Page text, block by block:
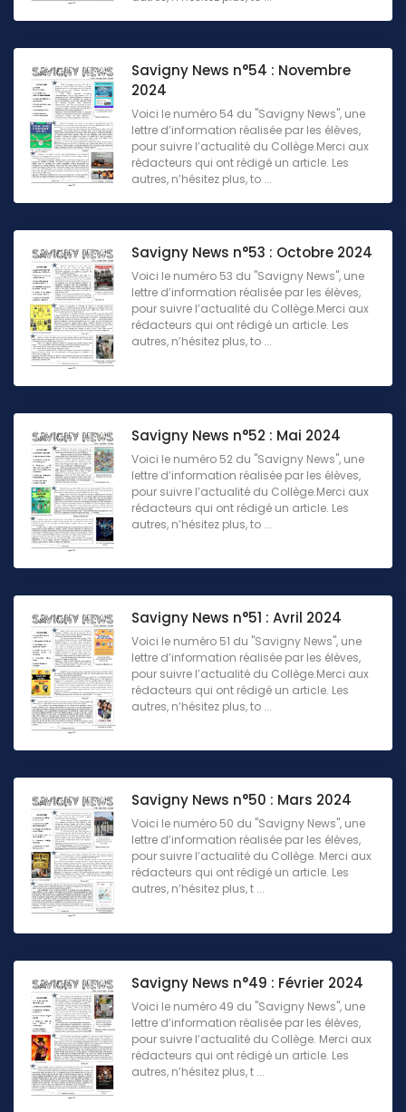
Savigny News n°54 : Novembre
2024
Voici le numéro 54 du "Savigny News", une
lettre d’information réalisée par les élèves,
pour suivre l’actualité du Collège.Merci aux
rédacteurs qui ont rédigé un article. Les
autres, n’hésitez plus, to ...
Savigny News n°53 : Octobre 2024
Voici le numéro 53 du "Savigny News", une
lettre d’information réalisée par les élèves,
pour suivre l’actualité du Collège.Merci aux
rédacteurs qui ont rédigé un article. Les
autres, n’hésitez plus, to ...
Savigny News n°52 : Mai 2024
Voici le numéro 52 du "Savigny News", une
lettre d’information réalisée par les élèves,
pour suivre l’actualité du Collège.Merci aux
rédacteurs qui ont rédigé un article. Les
autres, n’hésitez plus, to ...
Savigny News n°51 : Avril 2024
Voici le numéro 51 du "Savigny News", une
lettre d’information réalisée par les élèves,
pour suivre l’actualité du Collège.Merci aux
rédacteurs qui ont rédigé un article. Les
autres, n’hésitez plus, to ...
Savigny News n°50 : Mars 2024
Voici le numéro 50 du "Savigny News", une
lettre d’information réalisée par les élèves,
pour suivre l’actualité du Collège. Merci aux
rédacteurs qui ont rédigé un article. Les
autres, n’hésitez plus, t ...
Savigny News n°49 : Février 2024
Voici le numéro 49 du "Savigny News", une
lettre d’information réalisée par les élèves,
pour suivre l’actualité du Collège. Merci aux
rédacteurs qui ont rédigé un article. Les
autres, n’hésitez plus, t ...